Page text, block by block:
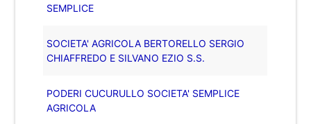
SEMPLICE
SOCIETA' AGRICOLA BERTORELLO SERGIO
CHIAFFREDO E SILVANO EZIO S.S.
PODERI CUCURULLO SOCIETA' SEMPLICE
AGRICOLA